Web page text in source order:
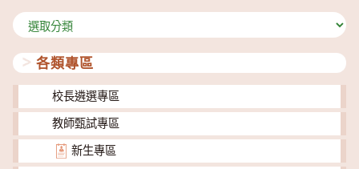
分
類
各類專區
校長遴選專區
教師甄試專區
新生專區